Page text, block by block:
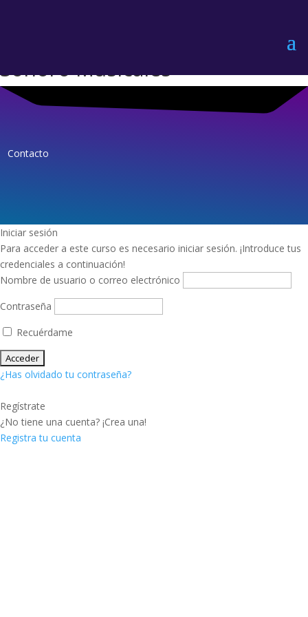
Sonoro Musicales
Contacto
Iniciar sesión
Para acceder a este curso es necesario iniciar sesión. ¡Introduce tus
credenciales a continuación!
Nombre de usuario o correo electrónico
Contraseña
Recuérdame
¿Has olvidado tu contraseña?
Regístrate
¿No tiene una cuenta? ¡Crea una!
Registra tu cuenta